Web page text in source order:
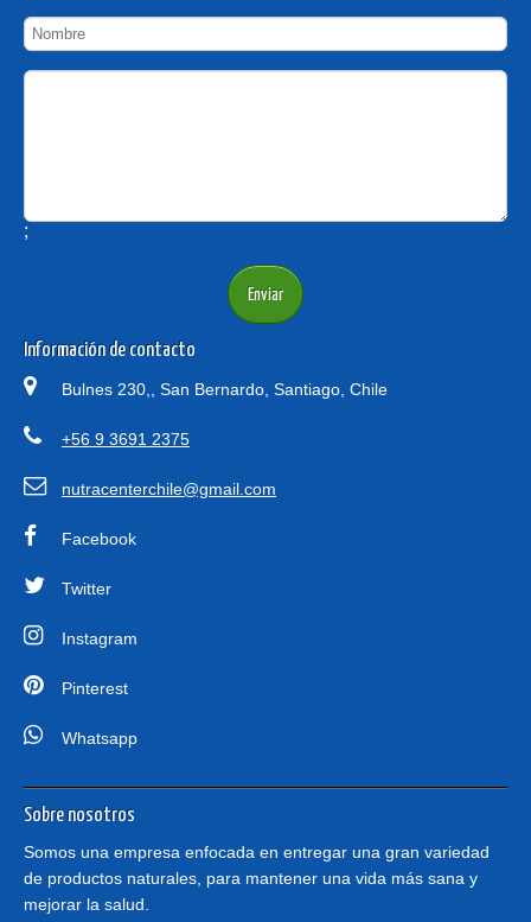
;
Información de contacto
Bulnes 230,, San Bernardo, Santiago, Chile
+56 9 3691 2375
nutracenterchile@gmail.com
Facebook
Twitter
Instagram
Pinterest
Whatsapp
Sobre nosotros
Somos una empresa enfocada en entregar una gran variedad
de productos naturales, para mantener una vida más sana y
mejorar la salud.